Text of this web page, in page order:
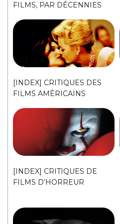
FILMS, PAR DÉCENNIES
[INDEX] CRITIQUES DES
FILMS AMÉRICAINS
[INDEX] CRITIQUES DE
FILMS D’HORREUR